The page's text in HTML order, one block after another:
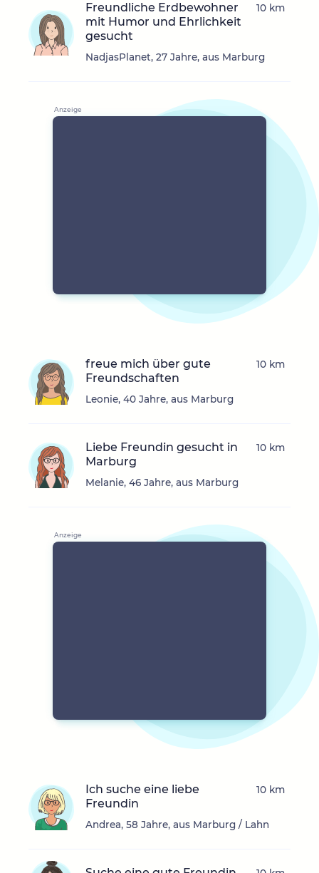
Freundliche Erdbewohner
mit Humor und Ehrlichkeit
gesucht
NadjasPlanet, 27 Jahre, aus Marburg
10 km
freue mich über gute
Freundschaften
Leonie, 40 Jahre, aus Marburg
10 km
Liebe Freundin gesucht in
Marburg
Melanie, 46 Jahre, aus Marburg
10 km
Ich suche eine liebe
Freundin
Andrea, 58 Jahre, aus Marburg / Lahn
10 km